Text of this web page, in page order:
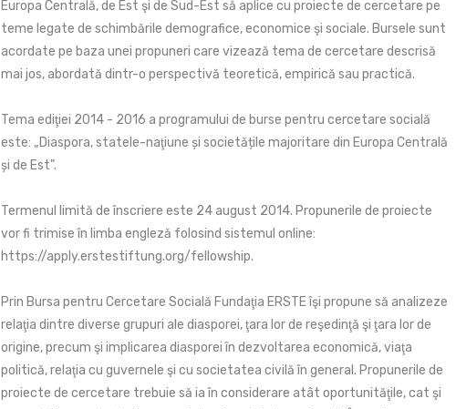
Europa Centrală, de Est şi de Sud-Est să aplice cu proiecte de cercetare pe
teme legate de schimbările demografice, economice şi sociale. Bursele sunt
acordate pe baza unei propuneri care vizează tema de cercetare descrisă
mai jos, abordată dintr-o perspectivă teoretică, empirică sau practică.
Tema ediţiei 2014 - 2016 a programului de burse pentru cercetare socială
este: „Diaspora, statele-naţiune și societățile majoritare din Europa Centrală
și de Est”.
Termenul limită de înscriere este 24 august 2014. Propunerile de proiecte
vor fi trimise în limba engleză folosind sistemul online:
https://apply.erstestiftung.org/fellowship.
Prin Bursa pentru Cercetare Socială Fundaţia ERSTE îşi propune să analizeze
relaţia dintre diverse grupuri ale diasporei, ţara lor de reşedinţă şi ţara lor de
origine, precum şi implicarea diasporei în dezvoltarea economică, viaţa
politică, relaţia cu guvernele şi cu societatea civilă în general. Propunerile de
proiecte de cercetare trebuie să ia în considerare atât oportunităţile, cat şi